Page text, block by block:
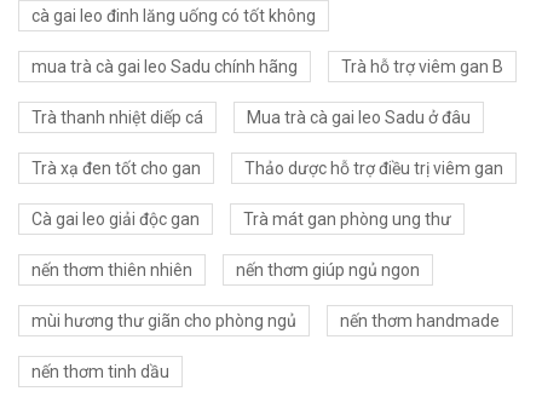
cà gai leo đinh lăng uống có tốt không
mua trà cà gai leo Sadu chính hãng Trà hỗ trợ viêm gan B
Trà thanh nhiệt diếp cá Mua trà cà gai leo Sadu ở đâu
Trà xạ đen tốt cho gan Thảo dược hỗ trợ điều trị viêm gan
Cà gai leo giải độc gan Trà mát gan phòng ung thư
nến thơm thiên nhiên nến thơm giúp ngủ ngon
mùi hương thư giãn cho phòng ngủ nến thơm handmade
nến thơm tinh dầu